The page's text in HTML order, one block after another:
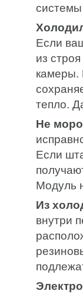
системы
Если
из
камеры.
тепло.
Не
Если
Модуль
Из
внутри